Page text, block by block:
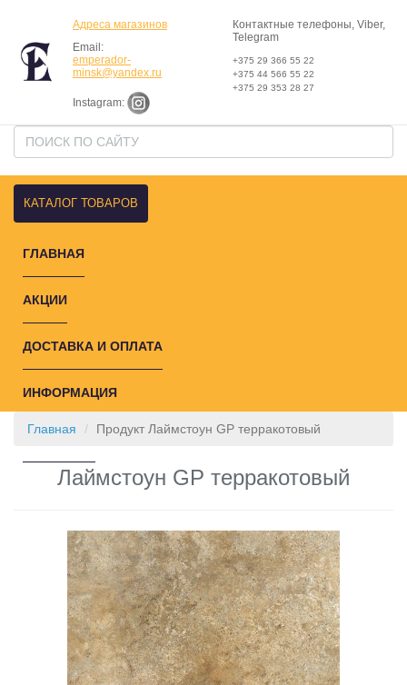
Адреса магазинов
Email:
emperador-
minsk@yandex.ru
Instagram:
Контактные телефоны, Viber,
Telegram
+375 29 366 55 22
+375 44 566 55 22
+375 29 353 28 27
КАТАЛОГ ТОВАРОВ
ГЛАВНАЯ
АКЦИИ
ДОСТАВКА И ОПЛАТА
ИНФОРМАЦИЯ
Главная Продукт Лаймстоун GP терракотовый
Лаймстоун GP терракотовый